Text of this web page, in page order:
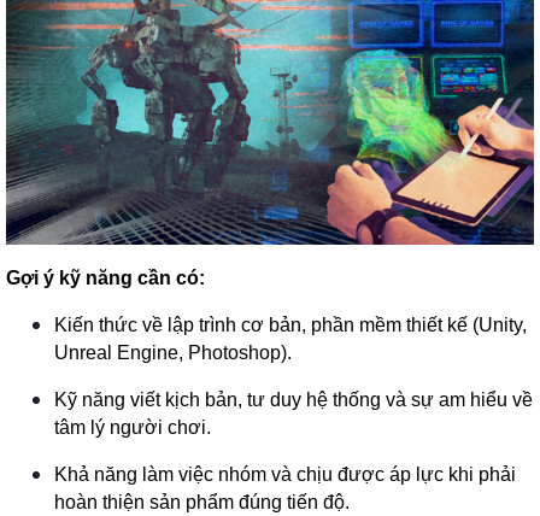
Gợi ý kỹ năng cần có:
Kiến thức về lập trình cơ bản, phần mềm thiết kế (Unity,
Unreal Engine, Photoshop).
Kỹ năng viết kịch bản, tư duy hệ thống và sự am hiểu về
tâm lý người chơi.
Khả năng làm việc nhóm và chịu được áp lực khi phải
hoàn thiện sản phẩm đúng tiến độ.